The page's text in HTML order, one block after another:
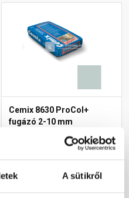
A sütikről
Cemix 8630 ProCol+
fugázó 2-10 mm
manhattan 5 kg